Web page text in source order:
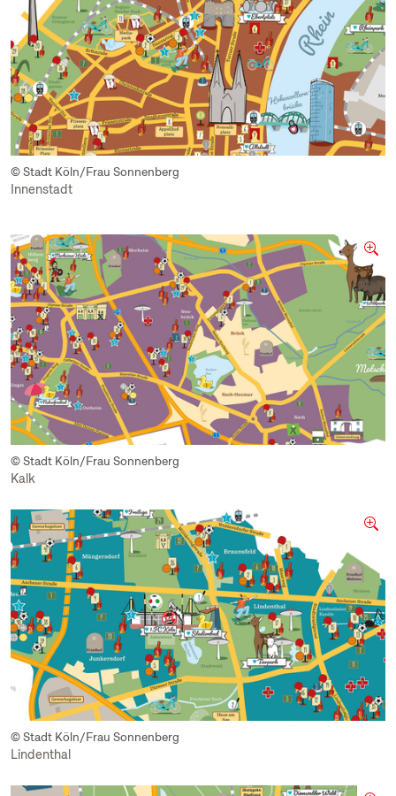
© Stadt Köln/Frau Sonnenberg
Innenstadt
© Stadt Köln/Frau Sonnenberg
Kalk
© Stadt Köln/Frau Sonnenberg
Lindenthal